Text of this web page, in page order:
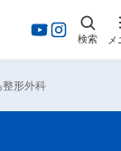
検索 メ
整形外科